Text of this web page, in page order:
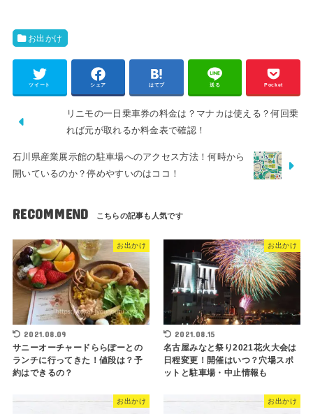
お出かけ
ツイート シェア はてブ 送る Pocket
リニモの一日乗車券の料金は？マナカは使える？何回乗
れば元が取れるか料金表で確認！
石川県産業展示館の駐車場へのアクセス方法！何時から
開いているのか？停めやすいのはココ！
RECOMMEND
お出かけ
2021.08.09
サニーオーチャードららぽーとの
ランチに行ってきた！値段は？予
約はできるの？
お出かけ
2021.08.15
名古屋みなと祭り2021花火大会は
日程変更！開催はいつ？穴場スポ
ットと駐車場・中止情報も
お出かけ お出かけ